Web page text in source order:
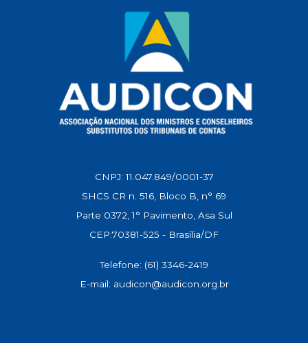
CNPJ: 11.047.849/0001-37
SHCS CR n. 516, Bloco B, n° 69
Parte 0372, 1° Pavimento, Asa Sul
CEP:70381-525 - Brasília/DF
Telefone: (61) 3346-2419
E-mail: audicon@audicon.org.br